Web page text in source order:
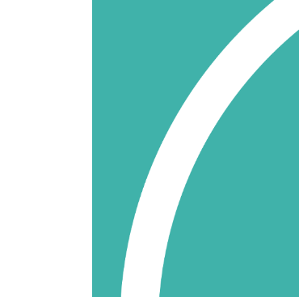
jelentőségű a tartalomgyártók
A Disney a bejelentéssel egy
pénzügyi eredményeiről is
vállalat közlése szerint a 2026-
év harmadik negyedévében
dolláros árbevételt ért el,
évvel korábbi 23,7 milliárd